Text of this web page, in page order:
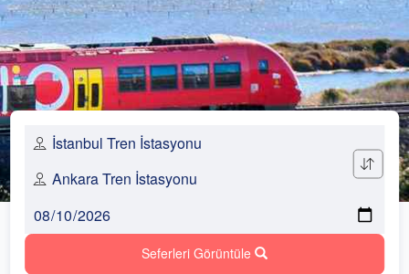
Seferleri Görüntüle